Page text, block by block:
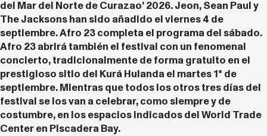
del Mar del Norte de Curazao’ 2026. Jeon, Sean Paul y
The Jacksons han sido añadido el viernes 4 de
septiembre. Afro 23 completa el programa del sábado.
Afro 23 abrirá también el festival con un fenomenal
concierto, tradicionalmente de forma gratuito en el
prestigioso sitio del Kurá Hulanda el martes 1° de
septiembre. Mientras que todos los otros tres días del
festival se los van a celebrar, como siempre y de
costumbre, en los espacios indicados del World Trade
Center en Piscadera Bay.